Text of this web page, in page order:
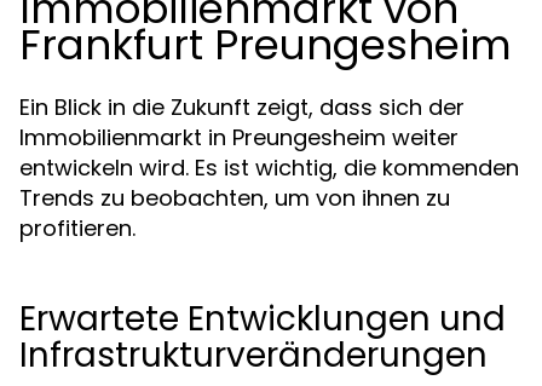
Frankfurt Preungesheim
Ein Blick in die Zukunft zeigt, dass sich der
Immobilienmarkt in Preungesheim weiter
entwickeln wird. Es ist wichtig, die kommenden
Trends zu beobachten, um von ihnen zu
profitieren.
Erwartete Entwicklungen und
Infrastrukturveränderungen